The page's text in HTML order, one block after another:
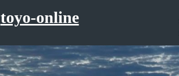
toyo-online